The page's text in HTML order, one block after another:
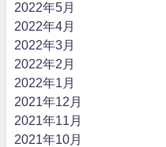
2022年5月
2022年4月
2022年3月
2022年2月
2022年1月
2021年12月
2021年11月
2021年10月